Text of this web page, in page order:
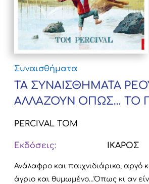
Συναισθήματα
ΤΑ ΣΥΝΑΙΣΘΗΜΑΤΑ
ΑΛΛΑΖΟΥΝ ΟΠΩΣ… ΤΟ
PERCIVAL TOM
Εκδόσεις: ΙΚΑΡΟΣ
Ανάλαφρο και παιχνιδιάρικο, αργό
άγριο και θυμωμένο…Όπως κι αν